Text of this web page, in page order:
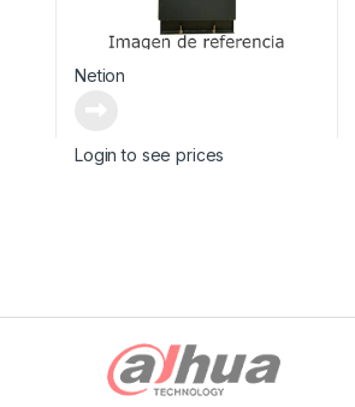
Netion
Login to see prices